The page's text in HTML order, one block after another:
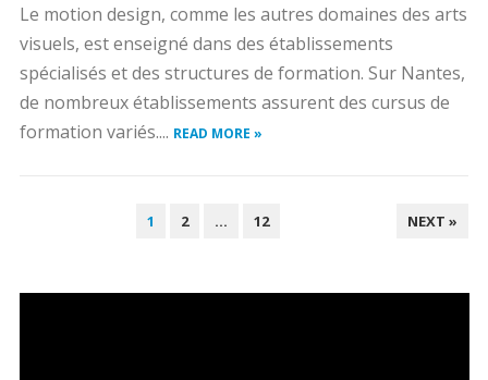
Le motion design, comme les autres domaines des arts
visuels, est enseigné dans des établissements
spécialisés et des structures de formation. Sur Nantes,
de nombreux établissements assurent des cursus de
formation variés.... READ MORE »
1 2 … 12 NEXT »